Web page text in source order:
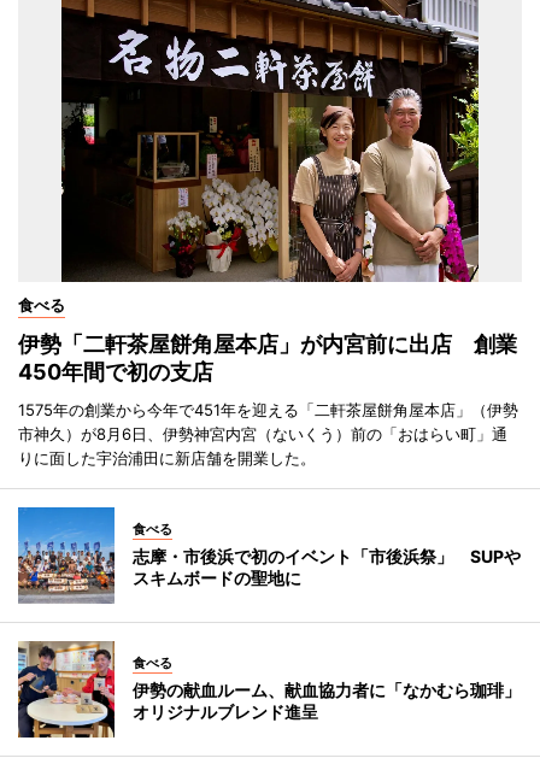
食べる
伊勢「二軒茶屋餅角屋本店」が内宮前に出店 創業
450年間で初の支店
1575年の創業から今年で451年を迎える「二軒茶屋餅角屋本店」（伊勢
市神久）が8月6日、伊勢神宮内宮（ないくう）前の「おはらい町」通
りに面した宇治浦田に新店舗を開業した。
食べる
志摩・市後浜で初のイベント「市後浜祭」 SUPや
スキムボードの聖地に
食べる
伊勢の献血ルーム、献血協力者に「なかむら珈琲」
オリジナルブレンド進呈